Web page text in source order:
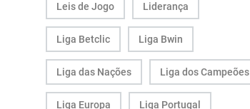
Leis de Jogo Liderança
Liga Betclic Liga Bwin
Liga das Nações Liga dos Campeões
Liga Europa Liga Portugal